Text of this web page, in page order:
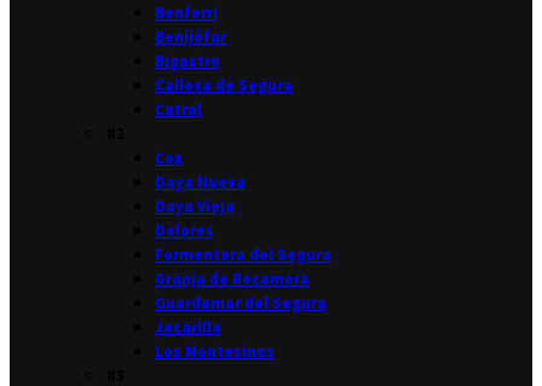
Benferri
Benijófar
Bigastro
Callosa de Segura
Catral
Cox
Daya Nueva
Daya Vieja
Dolores
Formentera del Segura
Granja de Rocamora
Guardamar del Segura
Jacarilla
Los Montesinos